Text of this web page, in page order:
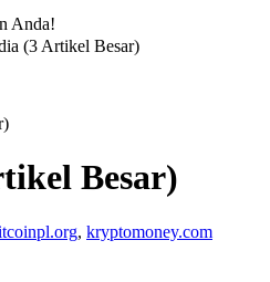
Anda!
(3 Artikel Besar)
Besar)
, kryptomoney.com